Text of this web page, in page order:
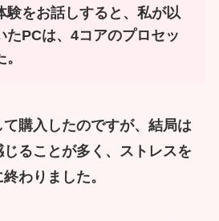
験をお話しすると、私が以
たPCは、4コアのプロセッ
購入したのですが、結局は
ることが多く、ストレスを
わりました。